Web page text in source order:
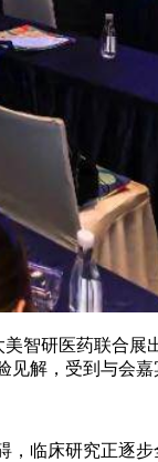
智研医药联合
解，受到与会嘉
，临床研究正逐